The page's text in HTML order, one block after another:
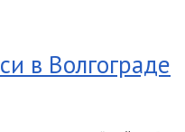
в Волгограде